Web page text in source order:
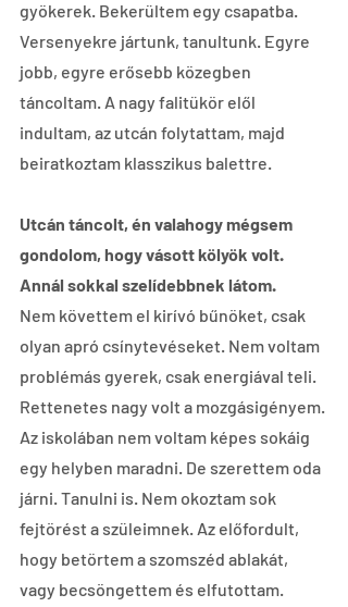
gyökerek. Bekerültem egy csapatba.
Versenyekre jártunk, tanultunk. Egyre
jobb, egyre erősebb közegben
táncoltam. A nagy falitükör elől
indultam, az utcán folytattam, majd
beiratkoztam klasszikus balettre.
Utcán táncolt, én valahogy mégsem
gondolom, hogy vásott kölyök volt.
Annál sokkal szelídebbnek látom.
Nem követtem el kirívó bűnöket, csak
olyan apró csínytevéseket. Nem voltam
problémás gyerek, csak energiával teli.
Rettenetes nagy volt a mozgásigényem.
Az iskolában nem voltam képes sokáig
egy helyben maradni. De szerettem oda
járni. Tanulni is. Nem okoztam sok
fejtörést a szüleimnek. Az előfordult,
hogy betörtem a szomszéd ablakát,
vagy becsöngettem és elfutottam.